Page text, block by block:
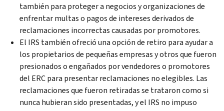
también para proteger a negocios y organizaciones de
enfrentar multas o pagos de intereses derivados de
reclamaciones incorrectas causadas por promotores.
El IRS también ofreció una opción de retiro para ayudar a
los propietarios de pequeñas empresas y otros que fueron
presionados o engañados por vendedores o promotores
del ERC para presentar reclamaciones no elegibles. Las
reclamaciones que fueron retiradas se trataron como si
nunca hubieran sido presentadas, y el IRS no impuso